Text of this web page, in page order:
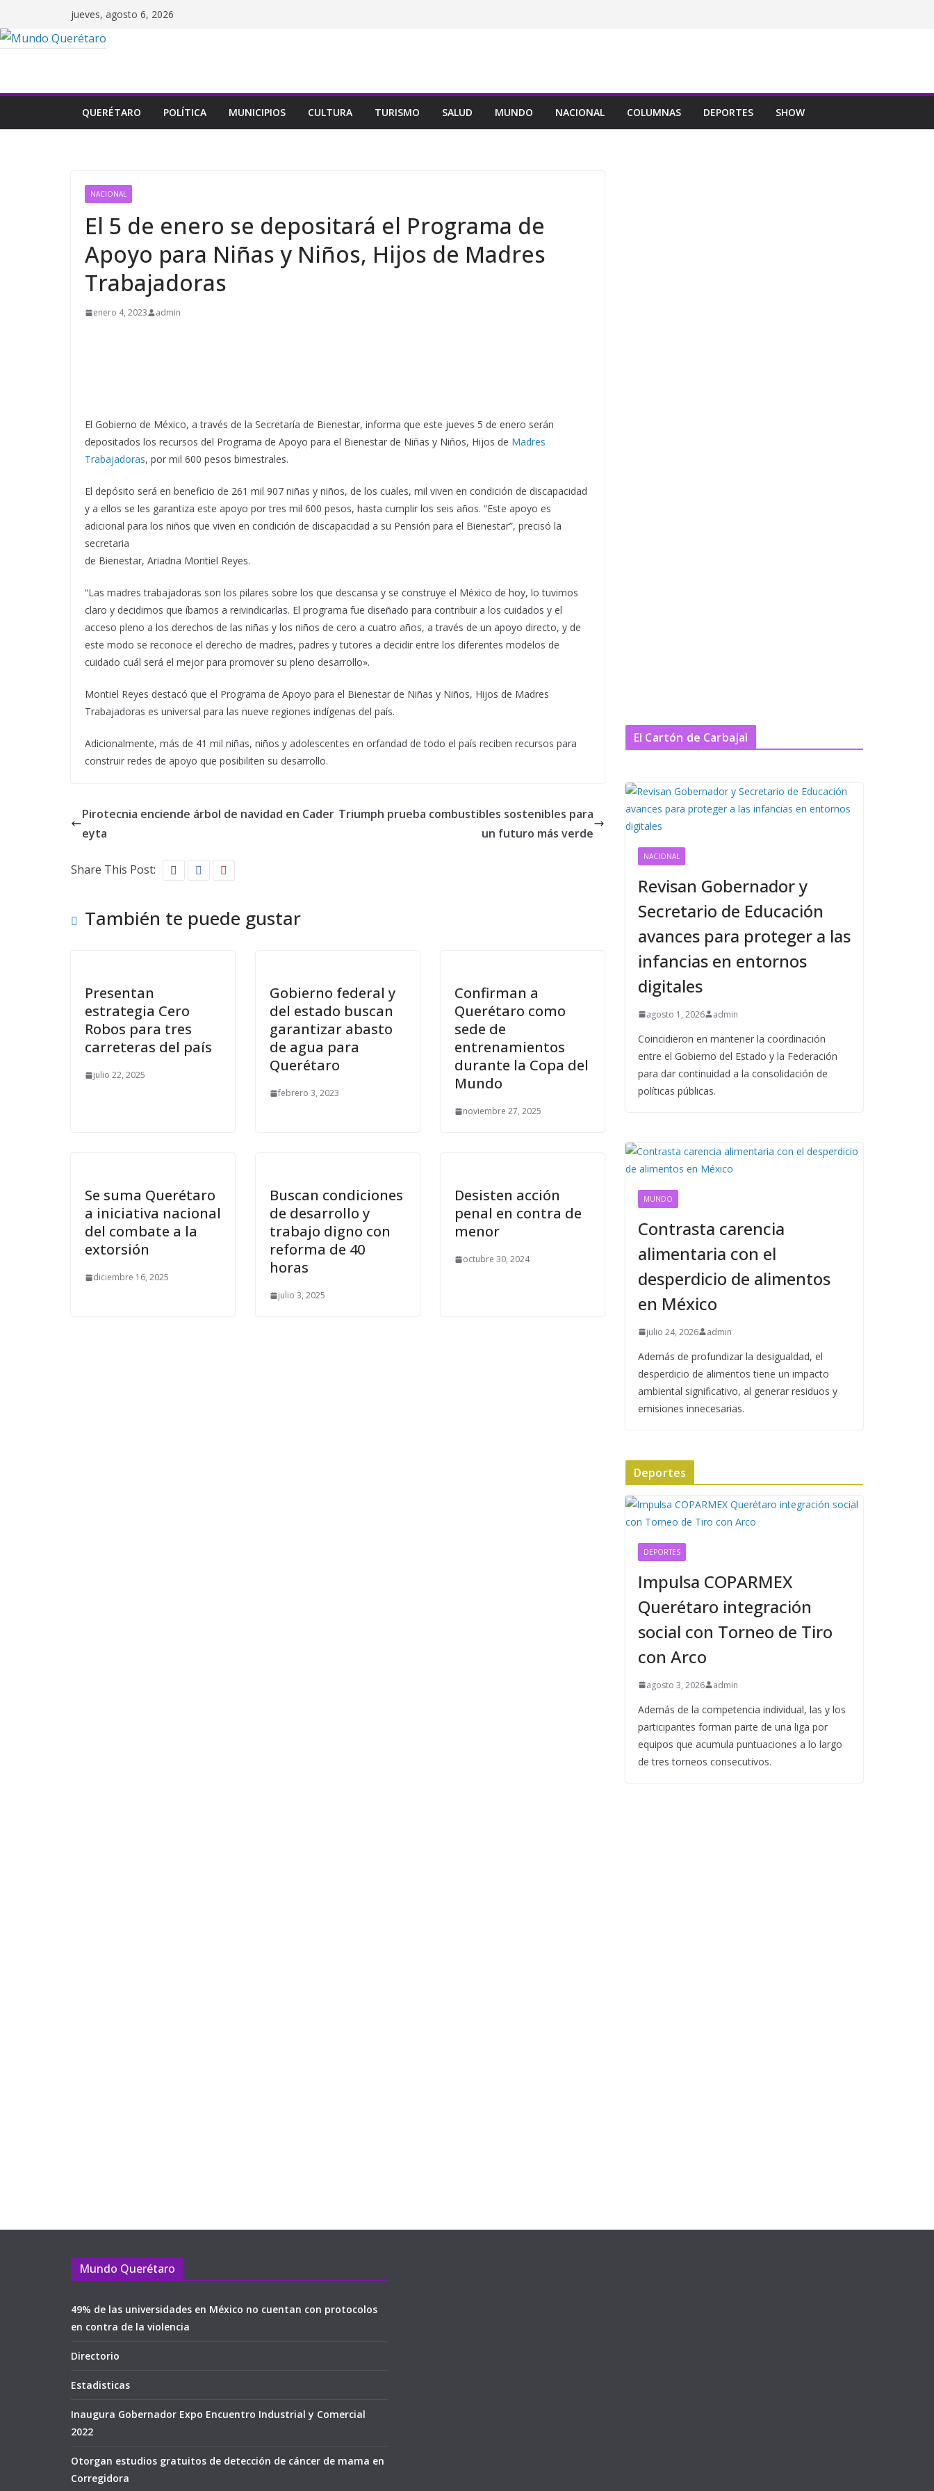
al
contenido
jueves, agosto 6, 2026
QUERÉTARO POLÍTICA MUNICIPIOS CULTURA TURISMO SALUD MUNDO NACIONAL COLUMNAS DEPORTES SHOW
NACIONAL
El 5 de enero se depositará el Programa de
Apoyo para Niñas y Niños, Hijos de Madres
Trabajadoras
enero 4, 2023 admin
El Gobierno de México, a través de la Secretaría de Bienestar, informa que este jueves 5 de enero serán
depositados los recursos del Programa de Apoyo para el Bienestar de Niñas y Niños, Hijos de Madres
Trabajadoras, por mil 600 pesos bimestrales.
El depósito será en beneficio de 261 mil 907 niñas y niños, de los cuales, mil viven en condición de discapacidad
y a ellos se les garantiza este apoyo por tres mil 600 pesos, hasta cumplir los seis años. “Este apoyo es
adicional para los niños que viven en condición de discapacidad a su Pensión para el Bienestar”, precisó la
secretaria
de Bienestar, Ariadna Montiel Reyes.
“Las madres trabajadoras son los pilares sobre los que descansa y se construye el México de hoy, lo tuvimos
claro y decidimos que íbamos a reivindicarlas. El programa fue diseñado para contribuir a los cuidados y el
acceso pleno a los derechos de las niñas y los niños de cero a cuatro años, a través de un apoyo directo, y de
este modo se reconoce el derecho de madres, padres y tutores a decidir entre los diferentes modelos de
cuidado cuál será el mejor para promover su pleno desarrollo».
Montiel Reyes destacó que el Programa de Apoyo para el Bienestar de Niñas y Niños, Hijos de Madres
Trabajadoras es universal para las nueve regiones indígenas del país.
Adicionalmente, más de 41 mil niñas, niños y adolescentes en orfandad de todo el país reciben recursos para
construir redes de apoyo que posibiliten su desarrollo.
Pirotecnia enciende árbol de navidad en Cader
eyta
Triumph prueba combustibles sostenibles para
un futuro más verde
Share This Post:
También te puede gustar
Presentan
estrategia Cero
Robos para tres
carreteras del país
julio 22, 2025
Gobierno federal y
del estado buscan
garantizar abasto
de agua para
Querétaro
febrero 3, 2023
Confirman a
Querétaro como
sede de
entrenamientos
durante la Copa del
Mundo
noviembre 27, 2025
Se suma Querétaro
a iniciativa nacional
del combate a la
extorsión
diciembre 16, 2025
Buscan condiciones
de desarrollo y
trabajo digno con
reforma de 40
horas
julio 3, 2025
Desisten acción
penal en contra de
menor
octubre 30, 2024
El Cartón de Carbajal
NACIONAL
Revisan Gobernador y
Secretario de Educación
avances para proteger a las
infancias en entornos
digitales
agosto 1, 2026 admin
Coincidieron en mantener la coordinación
entre el Gobierno del Estado y la Federación
para dar continuidad a la consolidación de
políticas públicas.
MUNDO
Contrasta carencia
alimentaria con el
desperdicio de alimentos
en México
julio 24, 2026 admin
Además de profundizar la desigualdad, el
desperdicio de alimentos tiene un impacto
ambiental significativo, al generar residuos y
emisiones innecesarias.
Deportes
DEPORTES
Impulsa COPARMEX
Querétaro integración
social con Torneo de Tiro
con Arco
agosto 3, 2026 admin
Además de la competencia individual, las y los
participantes forman parte de una liga por
equipos que acumula puntuaciones a lo largo
de tres torneos consecutivos.
Mundo Querétaro
49% de las universidades en México no cuentan con protocolos
en contra de la violencia
Directorio
Estadisticas
Inaugura Gobernador Expo Encuentro Industrial y Comercial
2022
Otorgan estudios gratuitos de detección de cáncer de mama en
Corregidora